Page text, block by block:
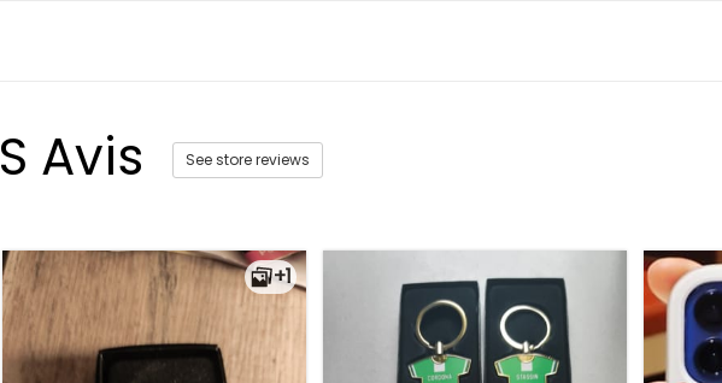
Avis See store reviews
+1